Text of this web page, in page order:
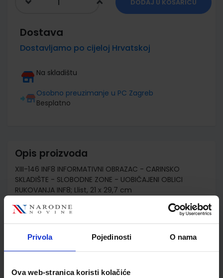
Privola Pojedinosti O nama
Ova web-stranica koristi kolačiće
DODAJ U KOŠARICU
Dostava
Dostavljamo po cijeloj Hrvatskoj
Na skladištu
Osobno preuzimanje u PC Zagreb
Besplatno
Opis proizvoda
XIII-146 INF8 INFORMATIVNI OBRAZAC - CARINSKO
SKLADIŠTE - SLOBODNE ZONE - UOBIČAJENI OBLICI
RUKOVANJA INF8; Llist, 21 x 29,7 cm
Detalji proizvoda
Šifra proizvoda